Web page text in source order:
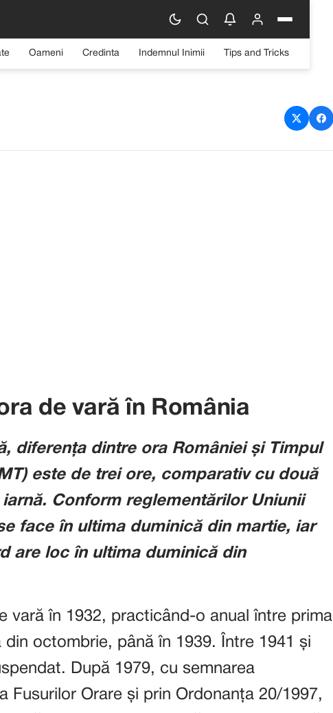
Oameni Credinta Indemnul Inimii Tips and Tricks
Când dăm ceasurile înainte în
de vară în România
diferența dintre ora României și Timpul
este de trei ore, comparativ cu două
Conform reglementărilor Uniunii
face în ultima duminică din martie, iar
are loc în ultima duminică din
vară în 1932, practicând-o anual între prima
octombrie, până în 1939. Între 1941 și
După 1979, cu semnarea
Fusurilor Orare și prin Ordonanța 20/1997,